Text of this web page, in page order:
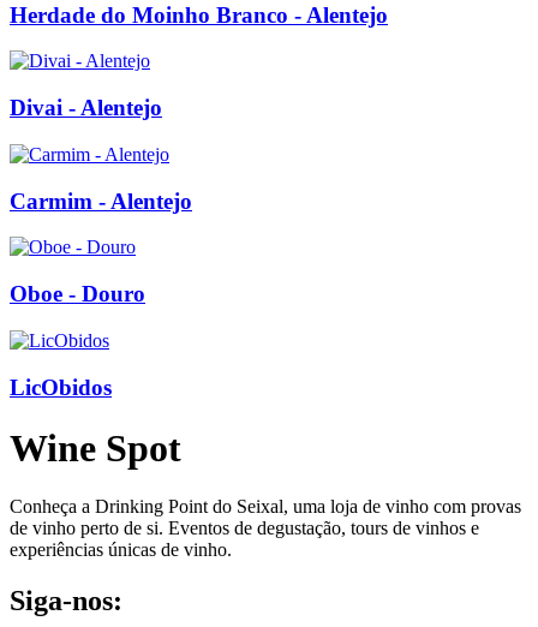
Herdade do Moinho Branco - Alentejo
Divai - Alentejo
Carmim - Alentejo
Oboe - Douro
LicObidos
Wine Spot
Conheça a Drinking Point do Seixal, uma loja de vinho com provas
de vinho perto de si. Eventos de degustação, tours de vinhos e
experiências únicas de vinho.
Siga-nos: